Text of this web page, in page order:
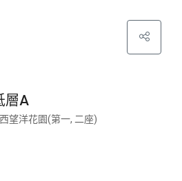
層A
望洋花園(第一, 二座)